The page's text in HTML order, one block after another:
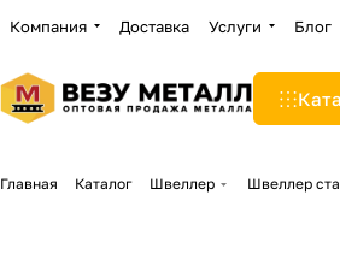
Компания Доставка Услуги Блог
Главная Каталог Швеллер Швеллер